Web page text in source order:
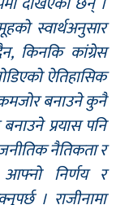
स्वार्थअनुसार
किनकि कांग्रेस
ऐतिहासिक
बनाउने कुनै
प्रयास पनि
नैतिकता र
आफ्नो निर्णय र